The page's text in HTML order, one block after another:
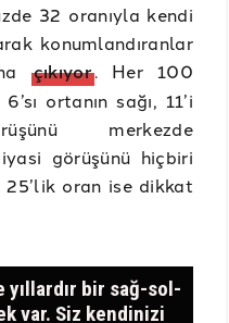
32 oranıyla kendi
konumlandıranlar
çıkıyor. Her 100
ortanın sağı, 11’i
merkezde
görüşünü hiçbiri
oran ise dikkat